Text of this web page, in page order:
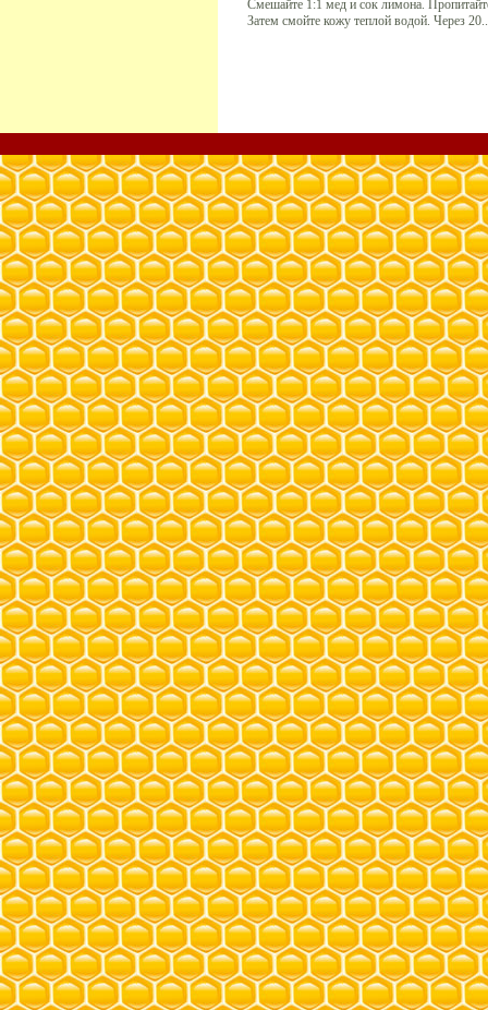
Смешайте 1:1 мед и сок лимона.
Затем смойте кожу теплой водой. Через